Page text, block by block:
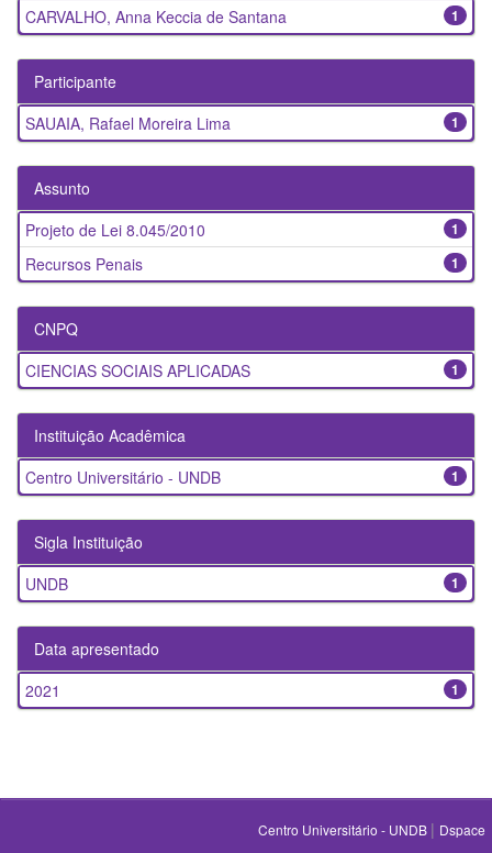
1
CARVALHO, Anna Keccia de Santana
Participante
1
SAUAIA, Rafael Moreira Lima
Assunto
1
Projeto de Lei 8.045/2010
1
Recursos Penais
CNPQ
1
CIENCIAS SOCIAIS APLICADAS
Instituição Acadêmica
1
Centro Universitário - UNDB
Sigla Instituição
1
UNDB
Data apresentado
1
2021
Centro Universitário - UNDB | Dspace